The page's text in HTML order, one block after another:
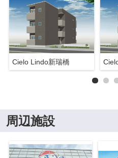
Cielo Lindo新瑞橋
周辺施設